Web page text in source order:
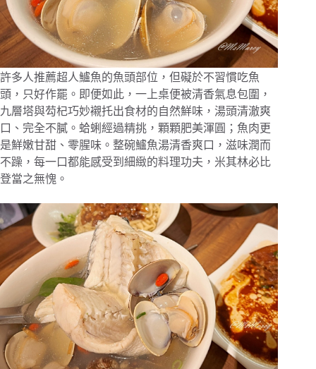
許多人推薦超人鱸魚的魚頭部位，但礙於不習慣吃魚
頭，只好作罷。即便如此，一上桌便被清香氣息包圍，
九層塔與芶杞巧妙襯托出食材的自然鮮味，湯頭清澈爽
口、完全不膩。蛤蜊經過精挑，顆顆肥美渾圓；魚肉更
是鮮嫩甘甜、零腥味。整碗鱸魚湯清香爽口，滋味潤而
不躁，每一口都能感受到細緻的料理功夫，米其林必比
登當之無愧。